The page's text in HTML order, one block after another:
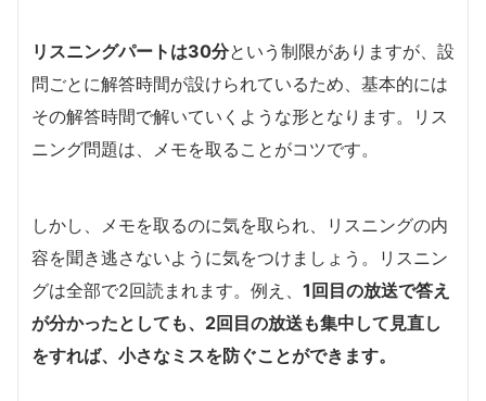
リスニングパートは30分という制限がありますが、設
問ごとに解答時間が設けられているため、基本的には
その解答時間で解いていくような形となります。リス
ニング問題は、メモを取ることがコツです。
しかし、メモを取るのに気を取られ、リスニングの内
容を聞き逃さないように気をつけましょう。リスニン
グは全部で2回読まれます。例え、 1回目の放送で答え
が分かったとしても、2回目の放送も集中して見直し
をすれば、小さなミスを防ぐことができます。